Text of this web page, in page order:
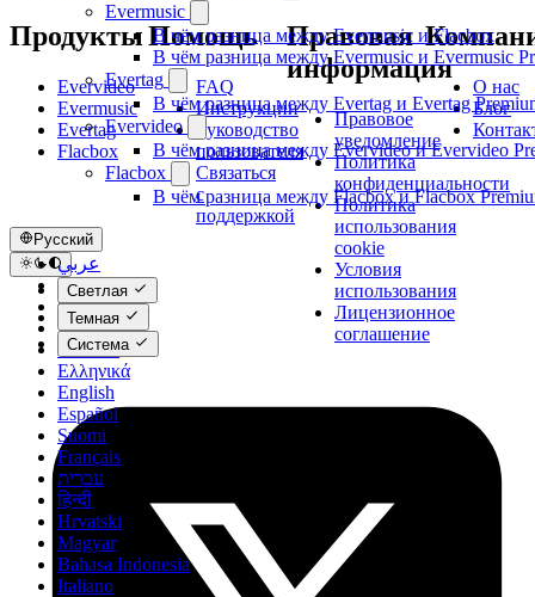
Evermusic
В чём разница между Evermusic и Flacbox
В чём разница между Evermusic и Evermusic
Evertag
В чём разница между Evertag и Evertag
Evervideo
В чём разница между Evervideo и Evervideo
Flacbox
В чём разница между Flacbox и Flacbox
Русский
عربي
Català
Čeština
Dansk
Deutsch
Ελληνικά
English
Español
Suomi
Français
עברית
हिन्दी
Hrvatski
Magyar
Bahasa Indonesia
Italiano
Светлая
Темная
Система
Продукты
Evervideo
Evermusic
Evertag
Flacbox
Помощь
FAQ
Инструкции
Руководство
пользователя
Связаться
с
поддержкой
Правовая
информация
Правовое
уведомление
Политика
конфиденциальности
Политика
использования
cookie
Условия
использования
Лицензионное
соглашение
О нас
Блог